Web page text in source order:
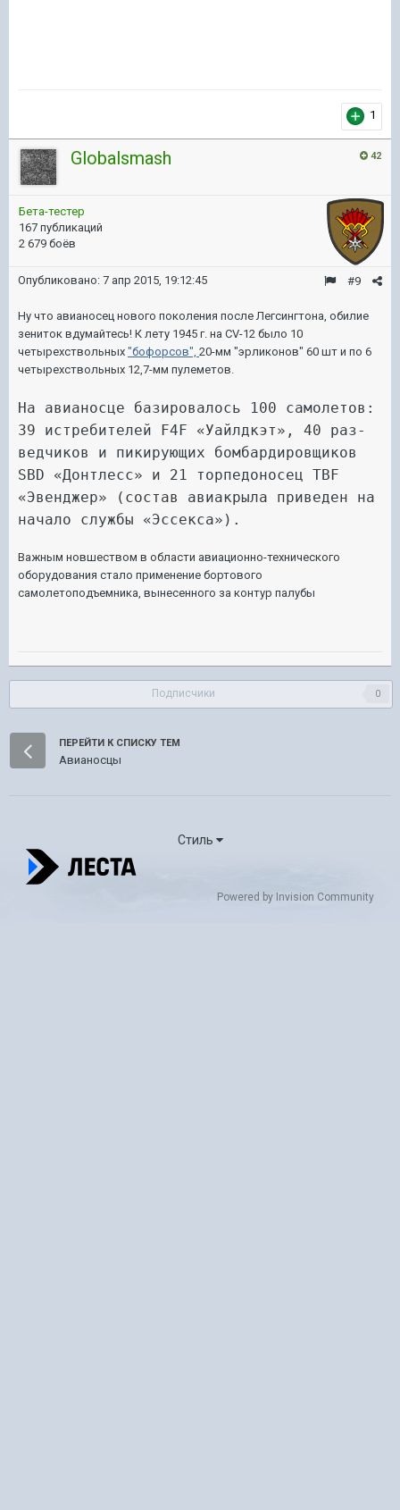
1
42
Globalsmash
Бета-тестер
167 публикаций
2 679 боёв
#9
Опубликовано: 7 апр 2015, 19:12:45
Ну что авианосец нового поколения после Легсингтона, обилие
зениток вдумайтесь! К лету 1945 г. на CV-12 было 10
четырехствольных "бофорсов", 20-мм "эрликонов" 60 шт и по 6
четырехствольных 12,7-мм пулеметов.
На авианосце базировалось 100 самолетов:
39 истребителей F4F «Уайлдкэт», 40 раз-
ведчиков и пикирующих бомбардировщиков
SBD «Донтлесс» и 21 торпедоносец TBF
«Эвенджер» (состав авиакрыла приведен на
начало службы «Эссекса»).
Важным новшеством в области авиационно-технического
оборудования стало применение бортового
самолетоподъемника, вынесенного за контур палубы
Подписчики 0
ПЕРЕЙТИ К СПИСКУ ТЕМ
Авианосцы
Стиль
Powered by Invision Community